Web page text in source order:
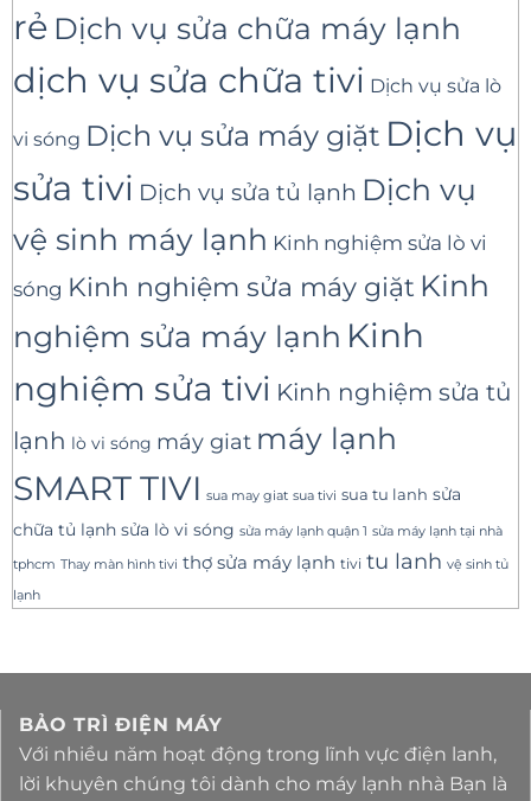
rẻ Dịch vụ sửa chữa máy lạnh
dịch vụ sửa chữa tivi Dịch vụ sửa lò
vi sóng Dịch vụ sửa máy giặt Dịch vụ
sửa tivi Dịch vụ sửa tủ lạnh Dịch vụ
vệ sinh máy lạnh Kinh nghiệm sửa lò vi
sóng Kinh nghiệm sửa máy giặt Kinh
nghiệm sửa máy lạnh Kinh
nghiệm sửa tivi Kinh nghiệm sửa tủ
lạnh lò vi sóng máy giat máy lạnh
SMART TIVI sua may giat sua tivi sua tu lanh sửa
chữa tủ lạnh sửa lò vi sóng sửa máy lạnh quận 1 sửa máy lạnh tại nhà
tphcm Thay màn hình tivi thợ sửa máy lạnh tivi tu lanh vệ sinh tủ
lạnh
BẢO TRÌ ĐIỆN MÁY
Với nhiều năm hoạt động trong lĩnh vực điện lanh,
lời khuyên chúng tôi dành cho máy lạnh nhà Bạn là